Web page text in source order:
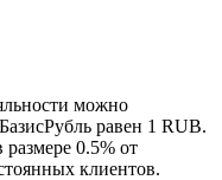
можно
равен 1 RUB.
размере 0.5% от
клиентов.